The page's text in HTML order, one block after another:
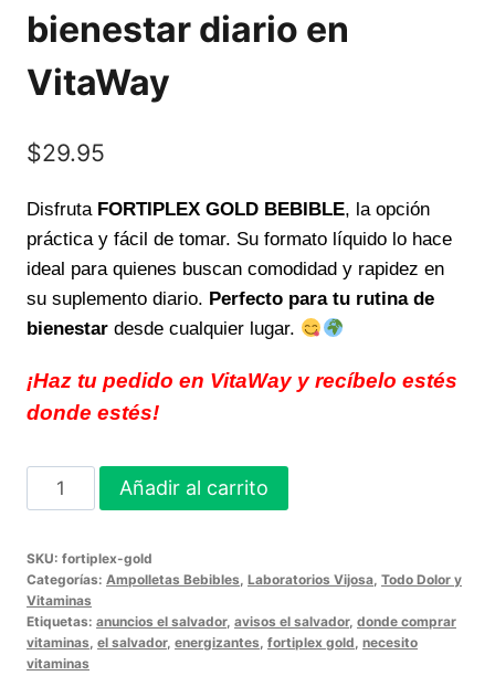
bienestar diario en
VitaWay
$29.95
Disfruta FORTIPLEX GOLD BEBIBLE, la opción
práctica y fácil de tomar. Su formato líquido lo hace
ideal para quienes buscan comodidad y rapidez en
su suplemento diario. Perfecto para tu rutina de
bienestar desde cualquier lugar.
¡Haz tu pedido en VitaWay y recíbelo estés
donde estés!
FORTIPLEX
GOLD
energía
y
bienestar
diario
Añadir al carrito
SKU: fortiplex-gold
Categorías: Ampolletas Bebibles Laboratorios Vijosa Todo Dolor y
Vitaminas
Etiquetas: anuncios el salvador, avisos el salvador, donde comprar
vitaminas el salvador, energizantes fortiplex gold necesito
vitaminas